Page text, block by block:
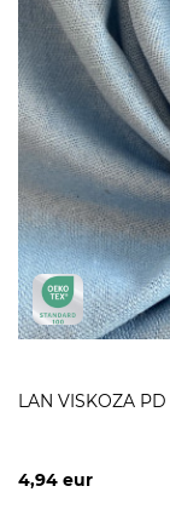
LAN VISKOZA
4,94 eur